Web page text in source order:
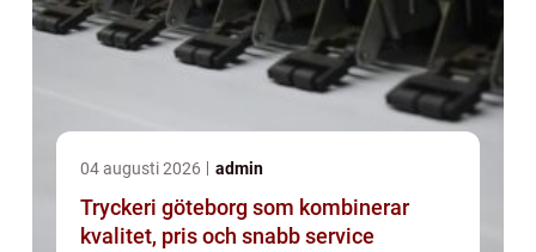
04 augusti 2026 admin
Tryckeri göteborg som kombinerar
kvalitet, pris och snabb service